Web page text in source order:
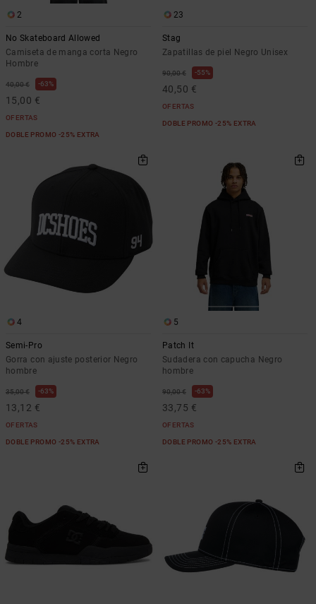
2
No Skateboard Allowed
Camiseta de manga corta Negro
Hombre
40,00 € 63%
15,00 €
OFERTAS
DOBLE PROMO -25% EXTRA
23
Stag
Zapatillas de piel Negro Unisex
90,00 € 55%
40,50 €
OFERTAS
DOBLE PROMO -25% EXTRA
4
Semi-Pro
Gorra con ajuste posterior Negro
hombre
35,00 € 63%
13,12 €
OFERTAS
DOBLE PROMO -25% EXTRA
5
Patch It
Sudadera con capucha Negro
hombre
90,00 € 63%
33,75 €
OFERTAS
DOBLE PROMO -25% EXTRA